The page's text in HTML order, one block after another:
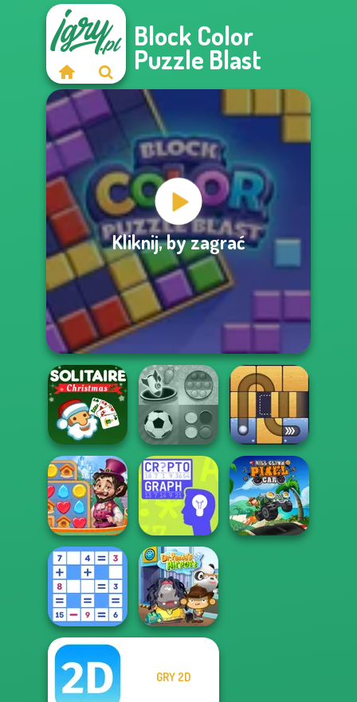
Block Color
Puzzle Blast
Kliknij, by zagrać
Solitaire Classic
Christmas
Mind Games for
2-3-4 Player
Free the Ball
Vega Mix: Fairy
Town
Cryptograph
Mathematical
Crossword
GRY 2D